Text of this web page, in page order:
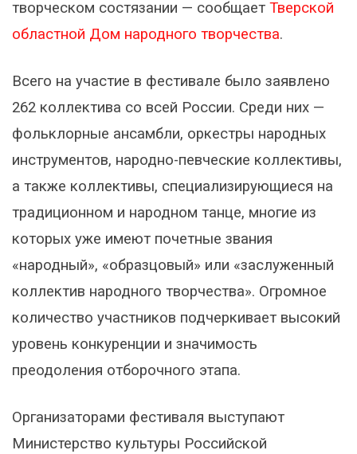
творческом состязании — сообщает Тверской
областной Дом народного творчества.
Всего на участие в фестивале было заявлено
262 коллектива со всей России. Среди них —
фольклорные ансамбли, оркестры народных
инструментов, народно-певческие коллективы,
а также коллективы, специализирующиеся на
традиционном и народном танце, многие из
которых уже имеют почетные звания
«народный», «образцовый» или «заслуженный
коллектив народного творчества». Огромное
количество участников подчеркивает высокий
уровень конкуренции и значимость
преодоления отборочного этапа.
Организаторами фестиваля выступают
Министерство культуры Российской